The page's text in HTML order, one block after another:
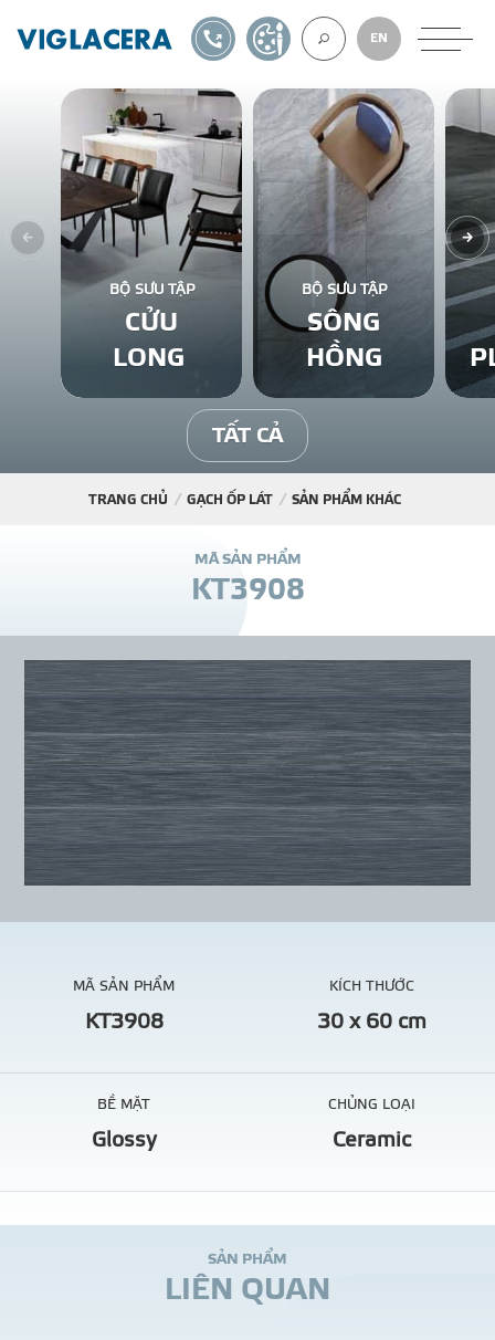
VỀ CHÚNG
GẠCH ỐP LÁT
BÊ TÔNG KHÍ
NGÓI LỢP
THƯ
TIN SỰ KIỆN
TIN CHUYÊN MÔN
EN
1900561582TỰ THIẾT KẾ
BỘ SƯU TẬP
CỬU
LONG
BỘ SƯU TẬP
SÔNG
HỒNG
TẤT CẢ
TRANG CHỦ GẠCH ỐP LÁT SẢN PHẨM KHÁC
MÃ SẢN PHẨM
KT3908
MÃ SẢN PHẨM
KT3908
KÍCH THƯỚC
30 x 60 cm
BỀ MẶT
Glossy
CHỦNG LOẠI
Ceramic
SẢN PHẨM
LIÊN QUAN